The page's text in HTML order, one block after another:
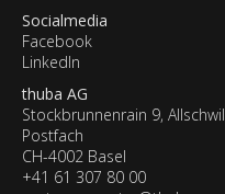
Socialmedia
Facebook
LinkedIn
thuba AG
Stockbrunnenrain 9, Allschwil
Postfach
CH-4002 Basel
+41 61 307 80 00